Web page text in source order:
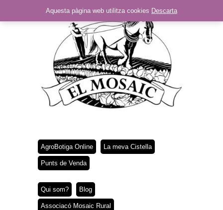
AgroBotiga Online La meva Cistella
Punts de Venda
Qui som? Blog
Associacó Mosaic Rural
Aquesta pàgina web utilitza cookies Descarta